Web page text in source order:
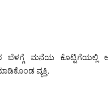
ಬೆಳಗ್ಗೆ ಮನೆಯ ಕೊಟ್ಟಿಗೆಯಲ್ಲಿ
ವ್ಯಕ್ತಿ.